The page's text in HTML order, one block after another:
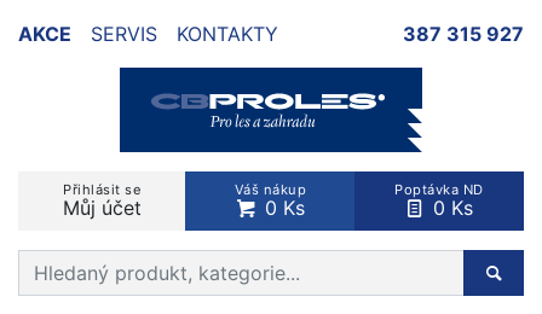
AKCE SERVIS KONTAKTY 387 315 927
Přihlásit se
Můj účet
Váš nákup
0 Ks
Poptávka ND
0 Ks
Prohledat web